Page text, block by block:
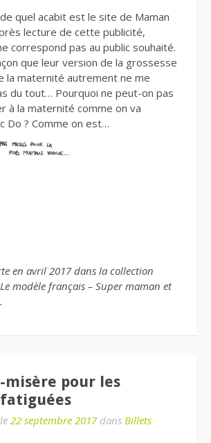
quel acabit est le site de Maman
lecture de cette publicité,
correspond pas au public souhaité.
que leur version de la grossesse
la maternité autrement ne me
du tout… Pourquoi ne peut-on pas
à la maternité comme on va
Do ? Comme on est…
en avril 2017 dans la collection
modèle français – Super maman et
misère pour les
le 22 septembre 2017dans Billets